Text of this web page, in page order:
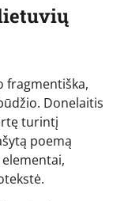
fragmentiška,
Donelaitis
turintį
poemą